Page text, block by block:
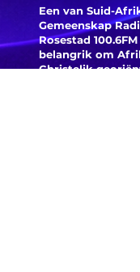
Een van Suid-
Gemeenskap
Rosestad
belangrik om
Christelik